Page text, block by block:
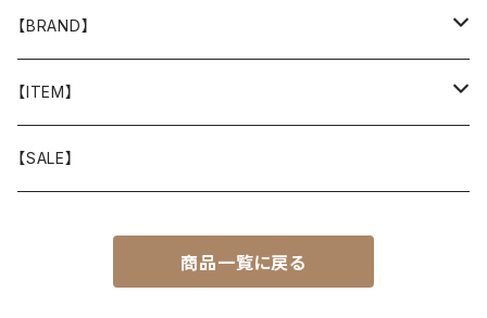
【BRAND】
山と道
T-SHIRT
迷迭香
【ITEM】
WEAR
【SALE】
商品一覧に戻る